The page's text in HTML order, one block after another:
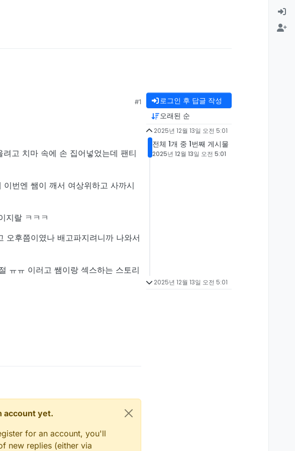
#1
고 치마 속에 손 집어넣었는데 팬티
번엔 쌤이 깨서 여상위하고 사까시
지랄 ㅋㅋㅋ
오후쯤이였나 배고파지려니까 나와서
ㅠㅠ 이러고 쌤이랑 섹스하는 스토리
account yet.
for an account, you'll
new replies (either via
로그인 후 답글 작성
오래된 순
2025년 12월 13일 오전 5:01
전체 1개 중 1번째 게시물
2025년 12월 13일 오전 5:01
2025년 12월 13일 오전 5:01